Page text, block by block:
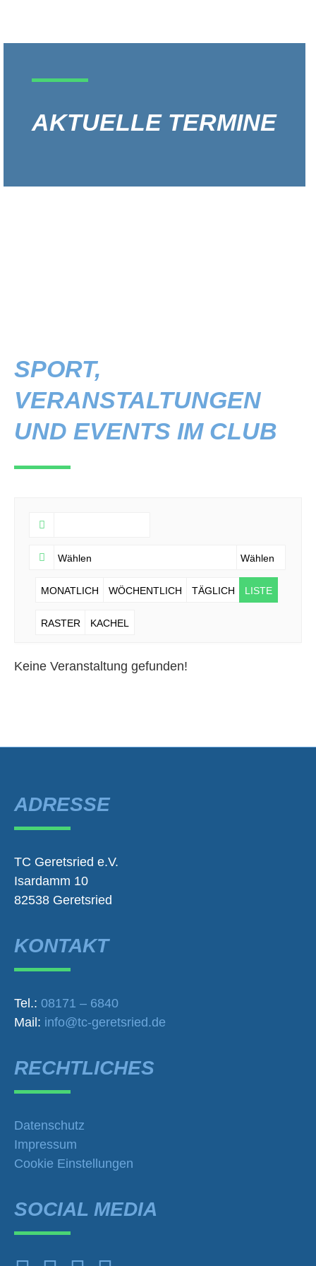
AKTUELLE TERMINE
SPORT,
VERANSTALTUNGEN
UND EVENTS IM CLUB
MONATLICH WÖCHENTLICH TÄGLICH LISTE
RASTER KACHEL
Keine Veranstaltung gefunden!
ADRESSE
TC Geretsried e.V.
Isardamm 10
82538 Geretsried
KONTAKT
Tel.: 08171 – 6840
Mail: info@tc-geretsried.de
RECHTLICHES
Datenschutz
Impressum
Cookie Einstellungen
SOCIAL MEDIA